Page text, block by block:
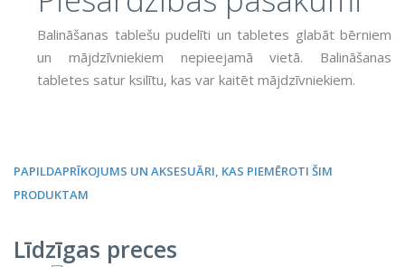
Balināšanas tablešu pudelīti un tabletes glabāt bērniem
un mājdzīvniekiem nepieejamā vietā. Balināšanas
tabletes satur ksilītu, kas var kaitēt mājdzīvniekiem.
PAPILDAPRĪKOJUMS UN AKSESUĀRI, KAS PIEMĒROTI ŠIM
PRODUKTAM
Līdzīgas preces